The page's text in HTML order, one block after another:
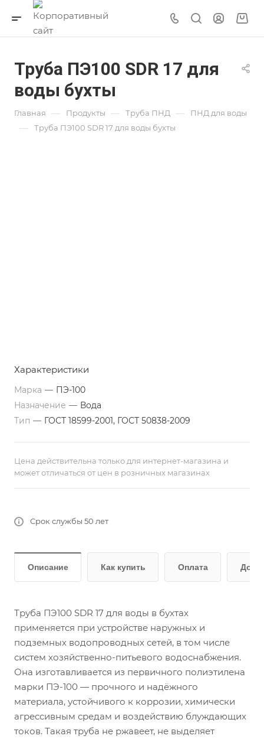
Труба ПЭ100 SDR 17 для
воды бухты
Главная — Продукты — Труба ПНД — ПНД для воды
— Труба ПЭ100 SDR 17 для воды бухты
Характеристики
Марка — ПЭ-100
Назначение — Вода
Тип — ГОСТ 18599-2001, ГОСТ 50838-2009
Цена действительна только для интернет-магазина и
может отличаться от цен в розничных магазинах
Срок службы 50 лет
Описание Как купить Оплата
Труба ПЭ100 SDR 17 для воды в бухтах
применяется при устройстве наружных и
подземных водопроводных сетей, в том числе
систем хозяйственно-питьевого водоснабжения.
Она изготавливается из первичного полиэтилена
марки ПЭ-100 — прочного и надёжного
материала, устойчивого к коррозии, химически
агрессивным средам и воздействию блуждающих
токов. Такая труба не ржавеет, не выделяет